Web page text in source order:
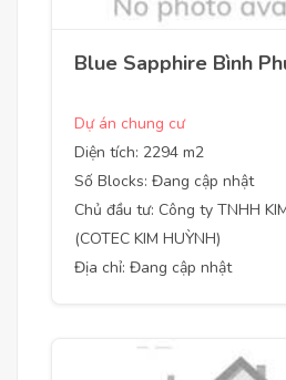
Blue Sapphire Bình
Dự án chung cư
Diện tích: 2294 m2
Số Blocks: Đang cập nhật
Chủ đầu tư: Công ty TNHH
(COTEC KIM HUỲNH)
Địa chỉ: Đang cập nhật